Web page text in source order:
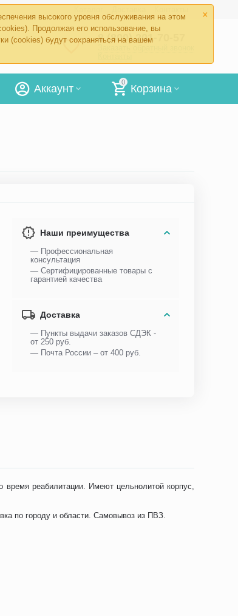
×
высокого уровня обслуживания на этом
Продолжая его использование, вы
(cookies) будут сохраняться на вашем
8 (800) 201-70-57
0
Корзина
Аккаунт
Наши преимущества
— Профессиональная
консультация
— Сертифицированные товары с
гарантией качества
Доставка
— Пункты выдачи заказов СДЭК -
от 250 руб.
— Почта России – от 400 руб.
время реабилитации. Имеют цельнолитой корпус,
по городу и области. Самовывоз из ПВЗ.